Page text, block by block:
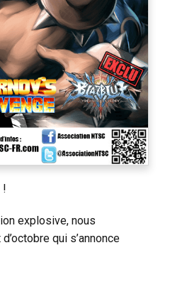
!
explosive, nous
qui s’annonce